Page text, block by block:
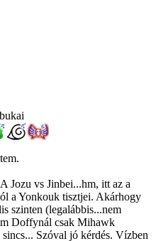
Jozu vs Jinbei...hm, itt az a
a Yonkouk tisztjei. Akárhogy
szinten (legalábbis...nem
Doffynál csak Mihawk
Szóval jó kérdés. Vízben